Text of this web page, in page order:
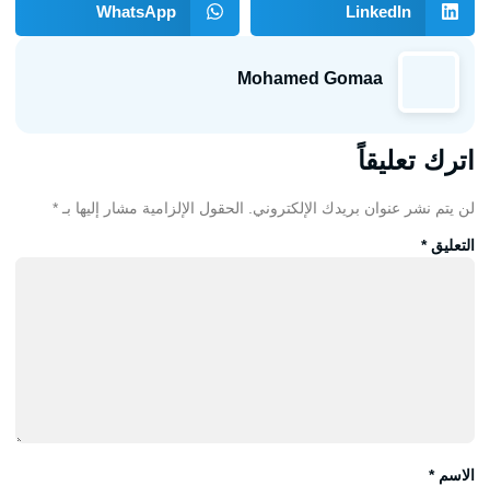
LinkedIn
WhatsApp
Mohamed Gomaa
اترك تعليقاً
لن يتم نشر عنوان بريدك الإلكتروني. الحقول الإلزامية مشار إليها بـ *
التعليق*
الاسم*